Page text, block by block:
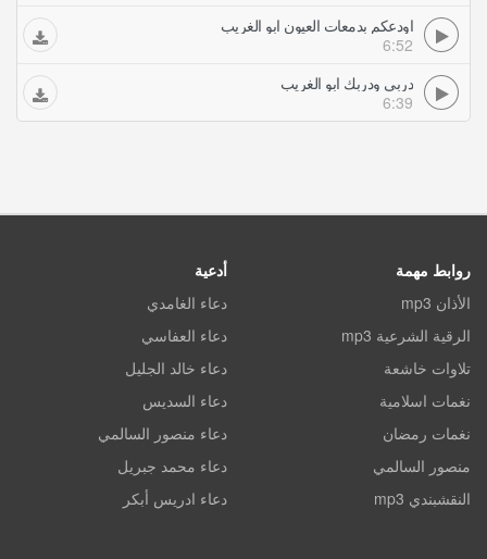
اودعكم بدمعات العيون ابو الغريب
6:52
دربي ودربك ابو الغريب
6:39
روابط مهمة
الأذان mp3
الرقية الشرعية mp3
تلاوات خاشعة
نغمات اسلامية
نغمات رمضان
منصور السالمي
النقشبندي mp3
أدعية
دعاء الغامدي
دعاء العفاسي
دعاء خالد الجليل
دعاء السديس
دعاء منصور السالمي
دعاء محمد جبريل
دعاء ادريس أبكر